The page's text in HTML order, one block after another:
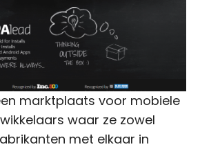
marktplaats voor mobiele
waar ze zowel
met elkaar in